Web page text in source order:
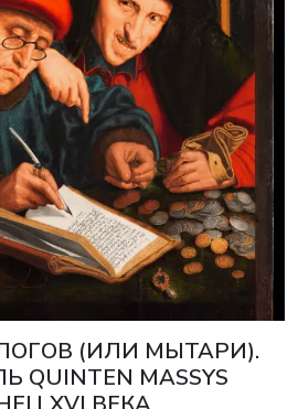
(ИЛИ МЫТАРИ).
MASSYS